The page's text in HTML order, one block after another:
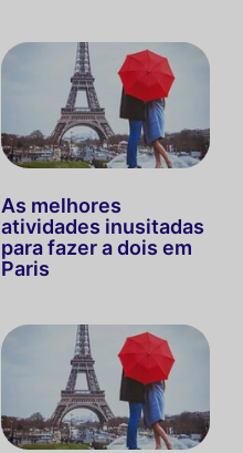
As melhores
atividades inusitadas
para fazer a dois em
Paris